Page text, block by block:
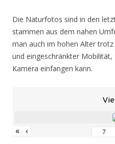
Die Naturfotos sind in den
stammen aus dem nahen
man auch im hohen Alter
und eingeschränkter
Kamera einfangen kann.
« ‹